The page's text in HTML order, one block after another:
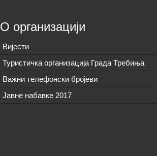
О организацији
Вијeсти
Туристичка организација Града Требиња
Важни телефонски бројеви
Јавне набавке 2017